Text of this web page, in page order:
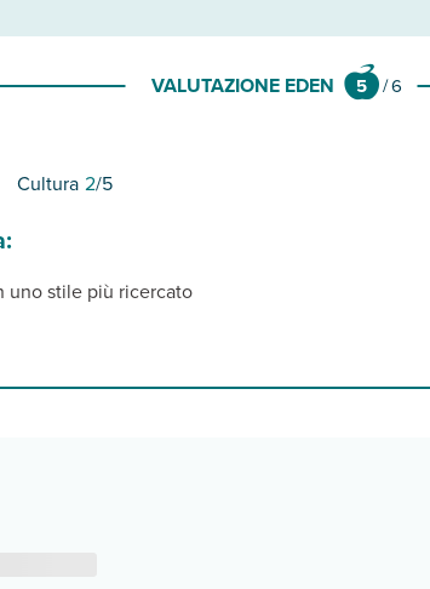
VALUTAZIONE EDEN 5 /6
Cultura 2/5
uno stile più ricercato